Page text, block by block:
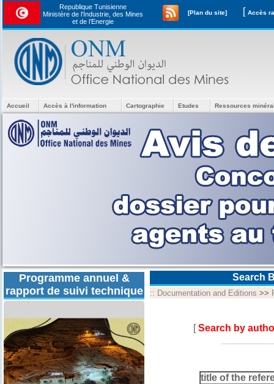
Republique Tunisienne
Ministère de l'Industrie, des Mines
et de l’Energie
[Plan du site] [
Accueil Accès à l'information Cartographie Etudes Ressources
Programme annuel &
rapport de suivi technique
Search
:: Documentation and Editions >>
[Search by
title of the